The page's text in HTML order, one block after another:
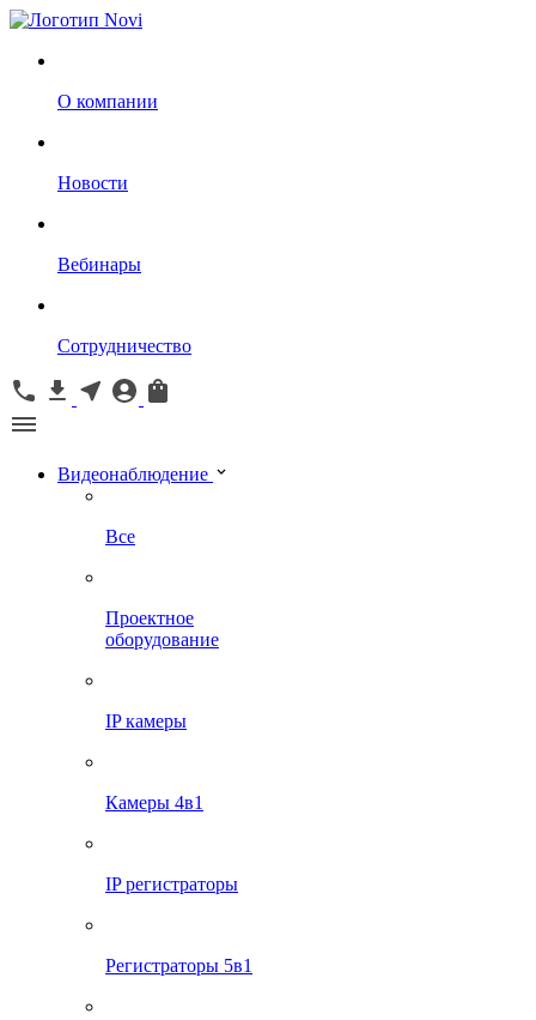
О компании
Новости
Вебинары
Сотрудничество
Видеонаблюдение
Все
Проектное
оборудование
IP камеры
Камеры 4в1
IP регистраторы
Регистраторы 5в1